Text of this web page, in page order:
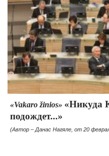
«Vakaro žinios» «Никуда
подождет...»
(Автор – Данас Нагяле, от 20